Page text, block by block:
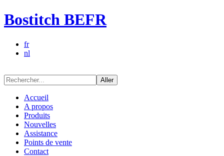
Bostitch BEFR
fr
nl
Aller
Accueil
A propos
Produits
Nouvelles
Assistance
Points de vente
Contact